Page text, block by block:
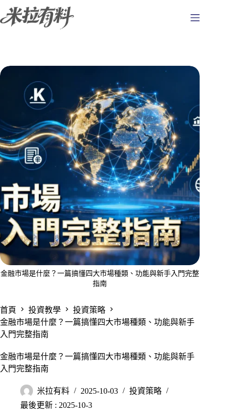
至
容
金融市場是什麼？一篇搞懂四大市場種類、功能與新手入門完整
指南
首頁 投資教學
投資策略
金融市場是什麼？一篇搞懂四大市場種類、功能與新手
入門完整指南
金融市場是什麼？一篇搞懂四大市場種類、功能與新手
入門完整指南
米拉有料 2025-10-03
投資策略
最後更新 : 2025-10-3